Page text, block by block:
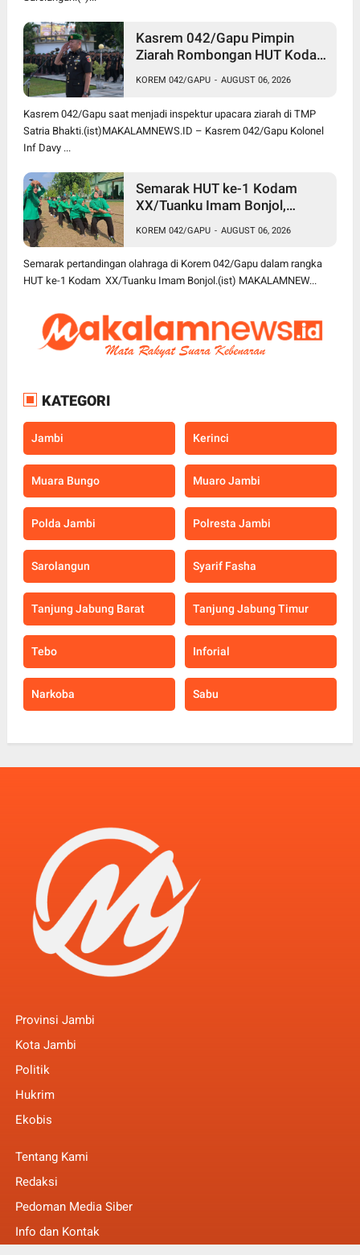
Kasrem 042/Gapu Pimpin
Ziarah Rombongan HUT Kodam
TMP Satria Bhakti
KOREM 042/GAPU - AUGUST 06, 2026
Kasrem 042/Gapu saat menjadi inspektur upacara ziarah di TMP
Satria Bhakti.(ist)MAKALAMNEWS.ID – Kasrem 042/Gapu Kolonel
Inf Davy ...
Semarak HUT ke-1 Kodam
XX/Tuanku Imam Bonjol,
Turnamen Olahraga
KOREM 042/GAPU - AUGUST 06, 2026
Semarak pertandingan olahraga di Korem 042/Gapu dalam rangka
HUT ke-1 Kodam XX/Tuanku Imam Bonjol.(ist) MAKALAMNEW...
KATEGORI
Jambi Kerinci
Muara Bungo Muaro Jambi
Polda Jambi Polresta Jambi
Sarolangun Syarif Fasha
Tanjung Jabung Barat Tanjung Jabung Timur
Tebo Inforial
Narkoba Sabu
Provinsi Jambi
Kota Jambi
Politik
Hukrim
Ekobis
Tentang Kami
Redaksi
Pedoman Media Siber
Info dan Kontak